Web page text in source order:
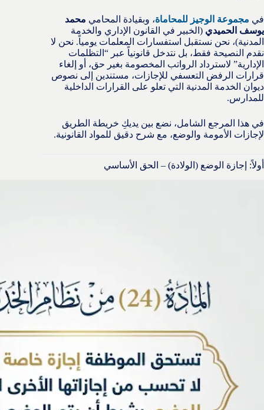
في مجموعة الوجيز للمحاماة، وبقيادة المحامي محمد
يوسف الحميدي (الخبير في القانون الإداري والخدمة
المدنية)، نحن نستقبل استفسارات المعلمات يومياً. نحن لا
نقدم النصيحة فقط، بل نتدخل قانونياً عبر “التظلمات
الإدارية” لاسترداد الرواتب المخصومة بغير حق، أو إلغاء
قرارات الرفض التعسفي للإجازات، مستندين إلى نصوص
ديوان الخدمة المدنية التي تعلو على القرارات الداخلية
للمدارس.
في هذا المرجع الشامل، نضع بين يديكِ خريطة الطريق
لإجازات الأمومة والوضع، مع شرح دقيق للمواد القانونية.
أولاً: إجازة الوضع (الولادة) – الحق الأساسي